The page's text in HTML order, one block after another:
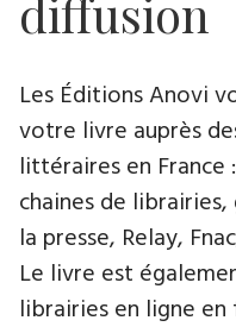
diffusion
Les Éditions Anovi
votre livre auprès
littéraires en
chaines de
la presse, Relay,
Le livre est
librairies en ligne